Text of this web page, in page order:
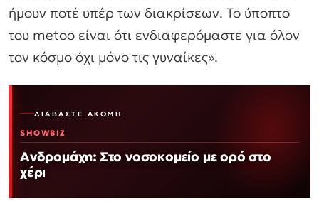
ήμουν ποτέ υπέρ των διακρίσεων. Το ύποπτο
του metoo είναι ότι ενδιαφερόμαστε για όλον
τον κόσμο όχι μόνο τις γυναίκες».
ΔΙΑΒΆΣΤΕ ΑΚΌΜΗ
SHOWBIZ
Ανδρομάχη: Στο νοσοκομείο με ορό στο
χέρι